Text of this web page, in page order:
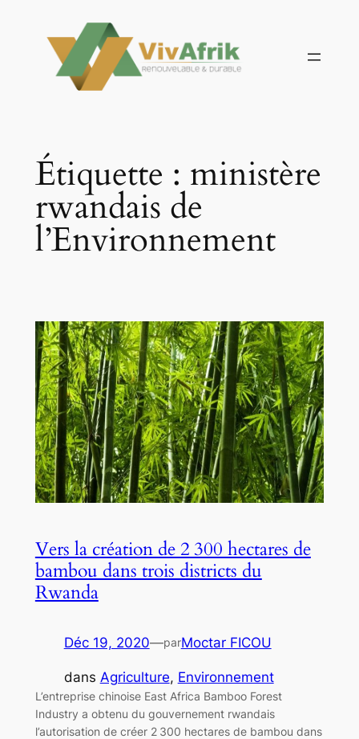
contenu
Étiquette : ministère
rwandais de
l’Environnement
Vers la création de 2 300 hectares de
bambou dans trois districts du
Rwanda
Déc 19, 2020—parMoctar FICOU
dans Agriculture, Environnement
L’entreprise chinoise East Africa Bamboo Forest
Industry a obtenu du gouvernement rwandais
l’autorisation de créer 2 300 hectares de bambou dans